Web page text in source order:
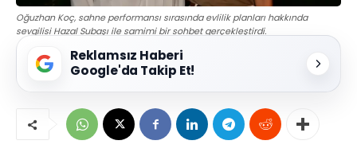
Oğuzhan Koç, sahne performansı sırasında evlilik planları hakkında
sevgilisi Hazal Subaşı ile samimi bir sohbet gerçekleştirdi.
Reklamsız Haberi
Google'da Takip Et!